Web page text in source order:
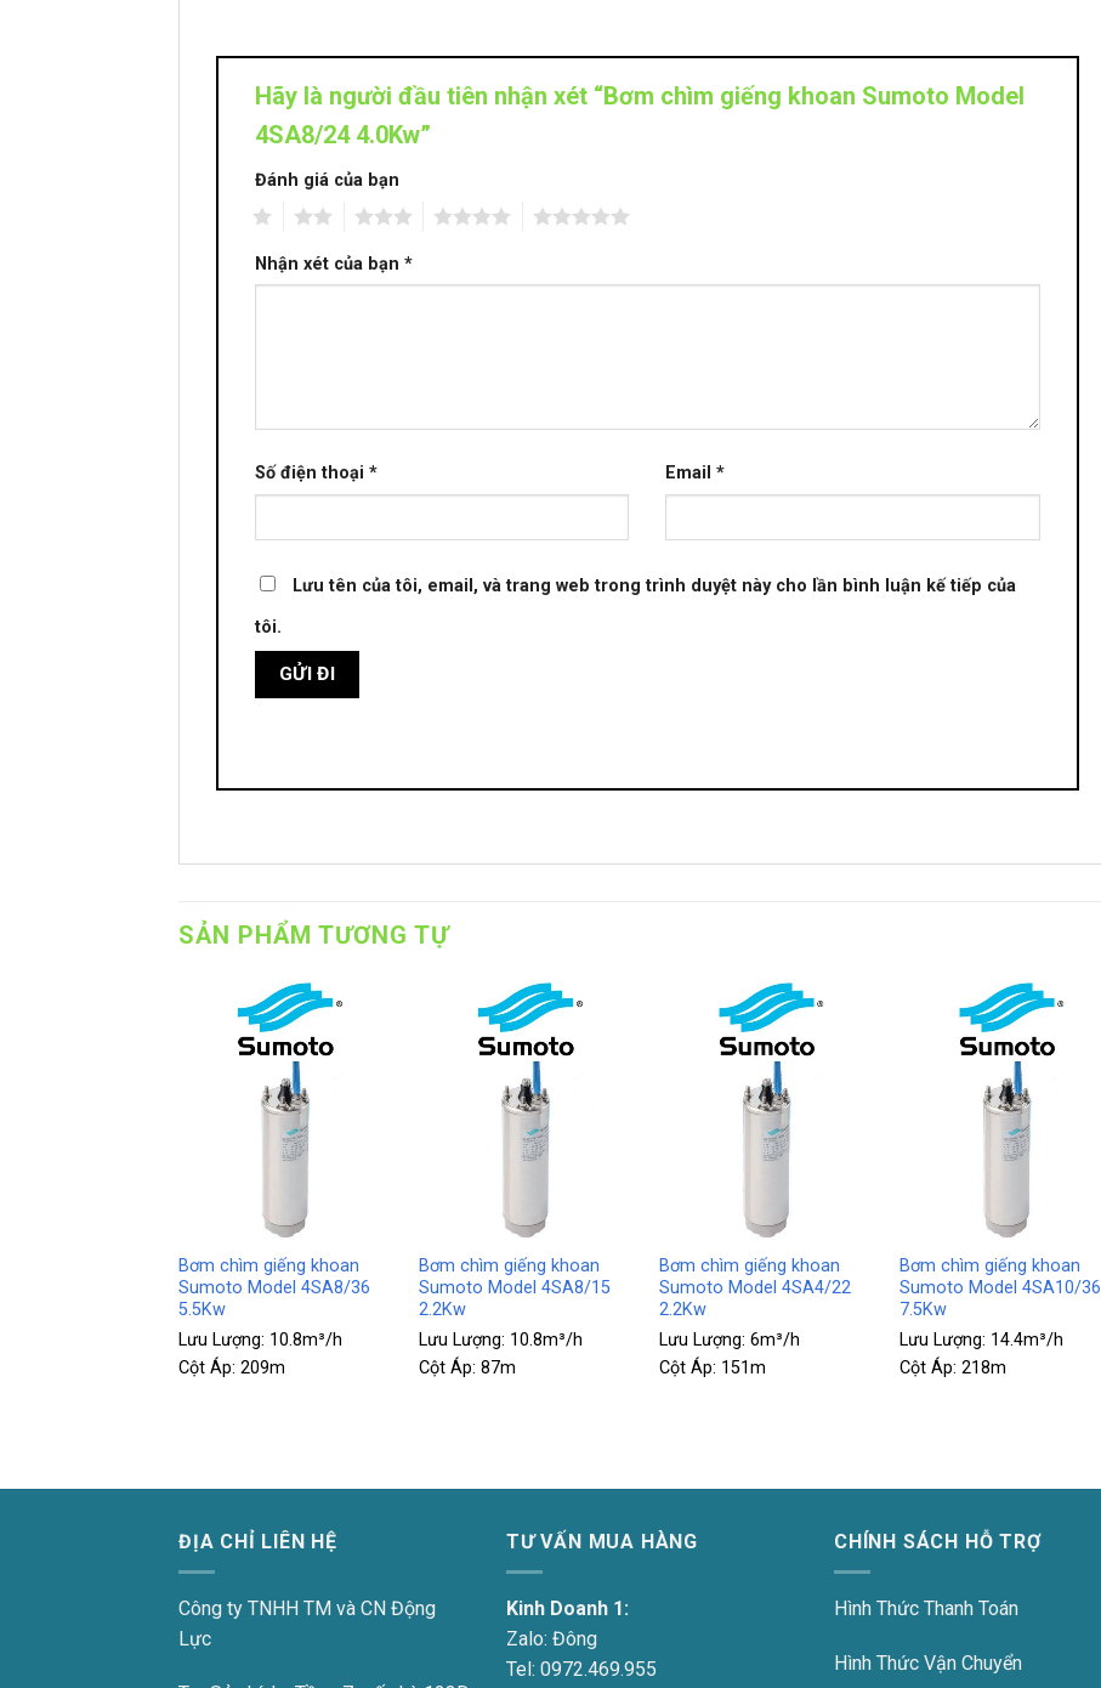
Hãy là người đầu tiên nhận xét “Bơm chìm giếng khoan Sumoto Model
4SA8/24 4.0Kw”
Đánh giá của bạn
Nhận xét của bạn *
Số điện thoại * Email*
Lưu tên của tôi, email, và trang web trong trình duyệt này cho lần bình luận kế tiếp của
tôi.
SẢN PHẨM TƯƠNG TỰ
Bơm chìm giếng khoan
Sumoto Model 4SA8/36
5.5Kw
Lưu Lượng: 10.8m³/h
Cột Áp: 209m
Bơm chìm giếng khoan
Sumoto Model 4SA8/15
2.2Kw
Lưu Lượng: 10.8m³/h
Cột Áp: 87m
Bơm chìm giếng khoan
Sumoto Model 4SA4/22
2.2Kw
Lưu Lượng:6m³/h
Cột Áp: 151m
Bơm chìm giếng khoan
Sumoto Model 4SA10/36
7.5Kw
Lưu Lượng: 14.4m³/h
Cột Áp:218m
ĐỊA CHỈ LIÊN HỆ
Công ty TNHH TM và CN Động
Lực
TƯ VẤN MUA HÀNG
Kinh Doanh 1:
Zalo: Đông
Tel: 0972.469.955
CHÍNH SÁCH HỖ TRỢ
Hình Thức Thanh Toán
Hình Thức Vận Chuyển